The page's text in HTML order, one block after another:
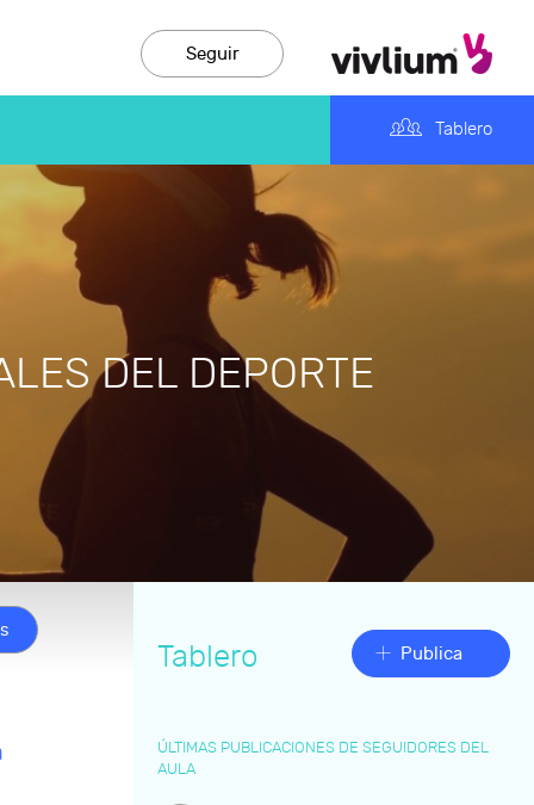
Seguir
Tablero
DEL DEPORTE
Tablero Publica
ÚLTIMAS PUBLICACIONES DE SEGUIDORES DEL
AULA